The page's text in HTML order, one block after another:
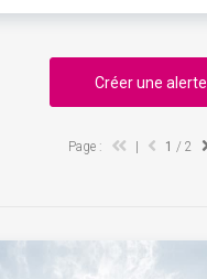
Créer une alerte
Page : 1 / 2